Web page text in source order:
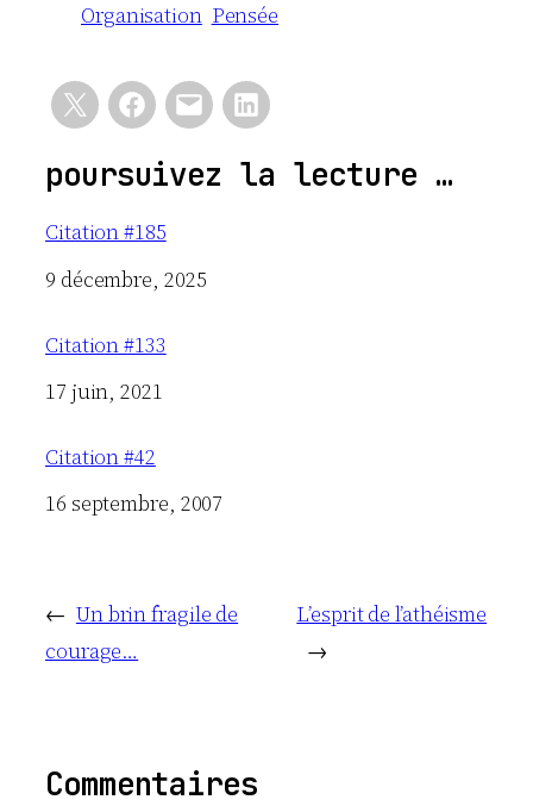
Organisation Pensée
poursuivez la lecture …
Citation #185
Date
9 décembre, 2025
Citation #133
Date
17 juin, 2021
Citation #42
Date
16 septembre, 2007
← Un brin fragile de
courage…
L’esprit de l’athéisme
→
Commentaires